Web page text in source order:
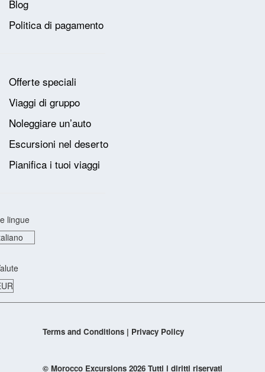
Blog
Politica di pagamento
Offerte speciali
Viaggi di gruppo
Noleggiare un’auto
Escursioni nel deserto
Pianifica i tuoi viaggi
lingue
Terms and Conditions | Privacy Policy
© Morocco Excursions 2026 Tutti i diritti riservati